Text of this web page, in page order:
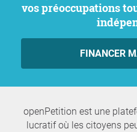
vos préoccupations
FINANCER
openPetition est une
lucratif où les citoyens